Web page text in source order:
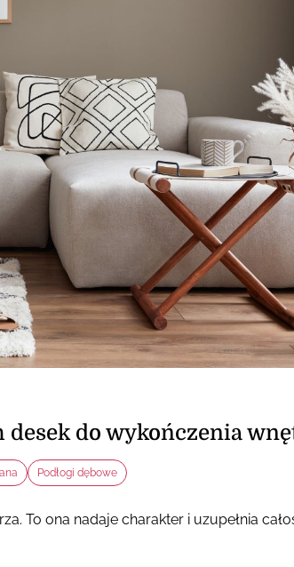
desek do wykończenia
Podłogi dębowe
To ona nadaje charakter i uzupełnia